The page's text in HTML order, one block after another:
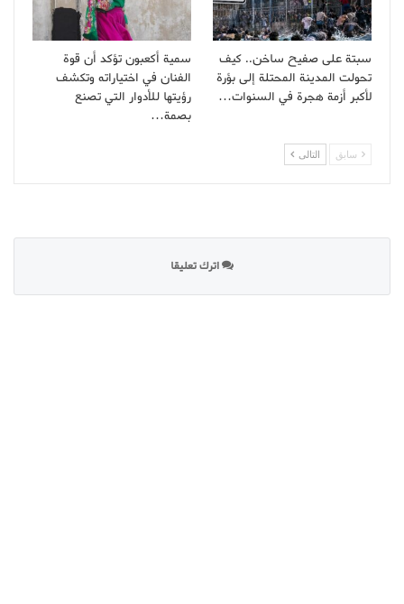
سبتة على صفيح ساخن.. كيف
تحولت المدينة المحتلة إلى بؤرة
لأكبر أزمة هجرة في السنوات…
سمية أكعبون تؤكد أن قوة
الفنان في اختياراته وتكشف
رؤيتها للأدوار التي تصنع
بصمة…
سابق التالى
اترك تعليقا